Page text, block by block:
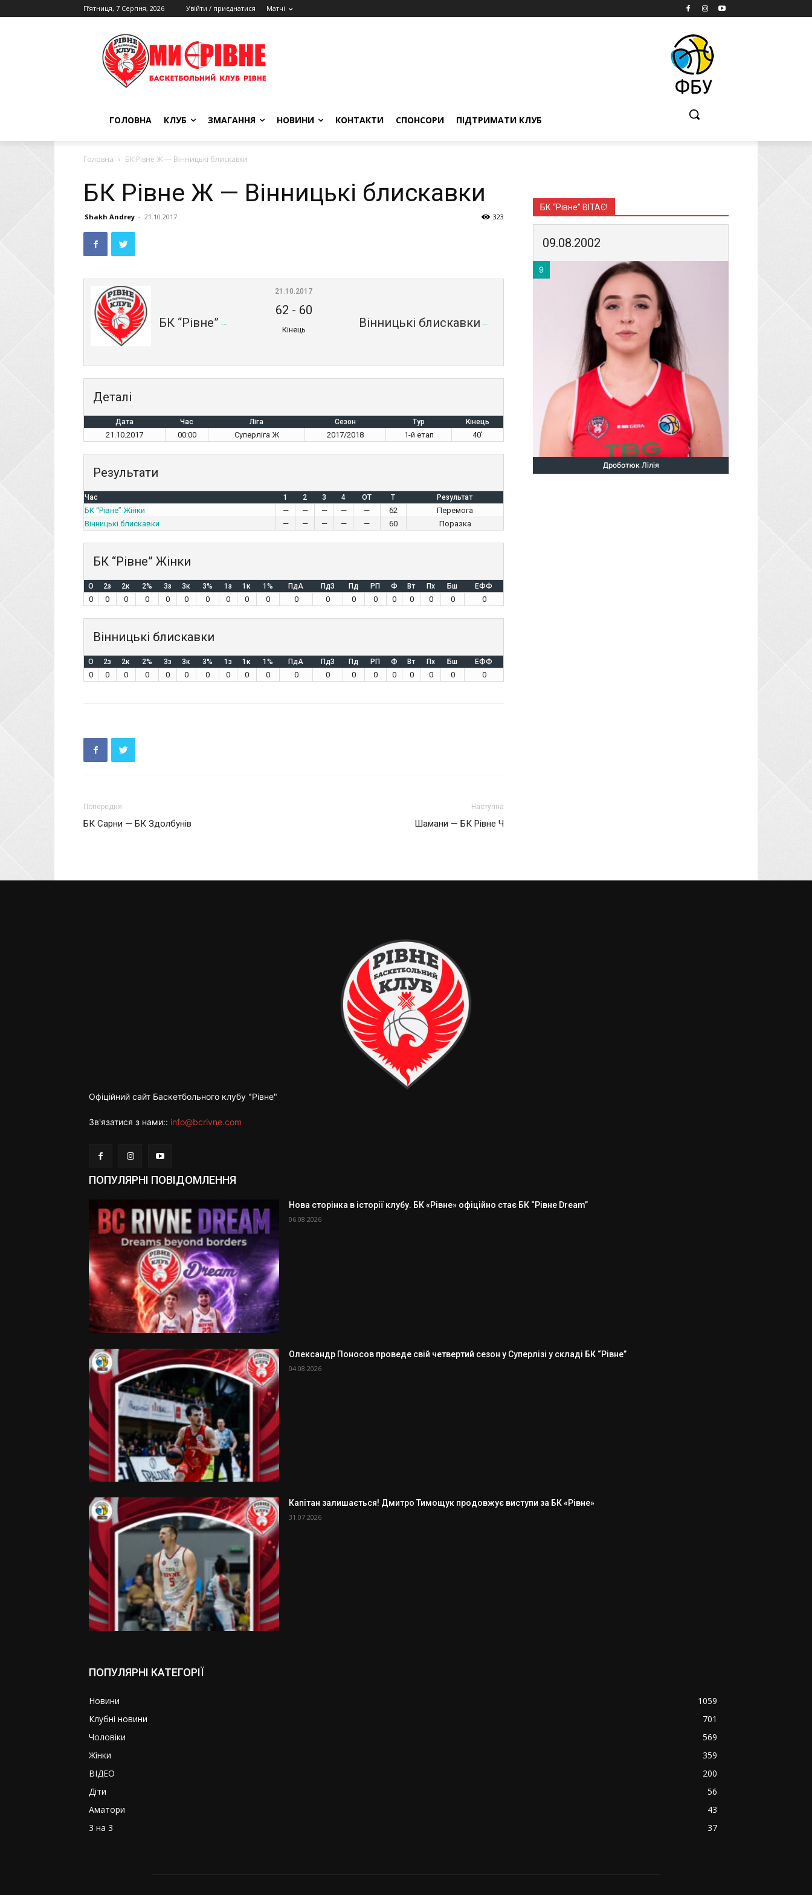
П’ятниця, 7 Серпня, 2026 Увійти / приєднатися Матчі
ГОЛОВНА КЛУБ ЗМАГАННЯ НОВИНИ КОНТАКТИ СПОНСОРИ ПІДТРИМАТИ КЛУБ
Головна БК Рівне Ж — Вінницькі блискавки
БК Рівне Ж — Вінницькі блискавки
Shakh Andrey - 21.10.2017 323
БК “Рівне” Жінки Вінницькі блискавки
21.10.2017
62 - 60
Кінець
Деталі
Дата Час Ліга Сезон Тур Кінець
21.10.2017 00:00 Суперліга Ж 2017/2018 1-й етап 40'
Результати
Час 1 2 3 4 OT T Результат
БК “Рівне” Жінки — — — — — 62
Перемога
Вінницькі блискавки
— — — — — 60 Поразка
БК “Рівне” Жінки
O 2з 2к 2% 3з 3к 3% 1з 1к 1% ПдА ПдЗ Пд РП Ф Вт Пх Бш ЕФФ
0 0 0 0 0 0 0 0 0 0 0 0 0 0 0 0 0 0 0
Вінницькі блискавки
O 2з 2к 2% 3з 3к 3% 1з 1к 1% ПдА ПдЗ Пд РП Ф Вт Пх Бш ЕФФ
0 0 0 0 0 0 0 0 0 0 0 0 0 0 0 0 0 0 0
Попередня
БК Сарни — БК Здолбунів
Наступна
Шамани — БК Рівне Ч
БК “Рівне” ВІТАЄ!
09.08.2002
9
Дроботюк Лілія
Офіційний сайт Баскетбольного клубу "Рівне"
Зв'язатися з нами:: info@bcrivne.com
ПОПУЛЯРНІ ПОВІДОМЛЕННЯ
Нова сторінка в історії клубу. БК «Рівне» офіційно стає БК “Рівне Dream”
06.08.2026
Олександр Поносов проведе свій четвертий сезон у Суперлізі у складі БК “Рівне”
04.08.2026
Капітан залишається! Дмитро Тимощук продовжує виступи за БК «Рівне»
31.07.2026
ПОПУЛЯРНІ КАТЕГОРІЇ
Новини
1059
Клубні новини
701
Чоловіки
569
Жінки
359
ВІДЕО
200
Діти
56
Аматори
43
3 на 3
37